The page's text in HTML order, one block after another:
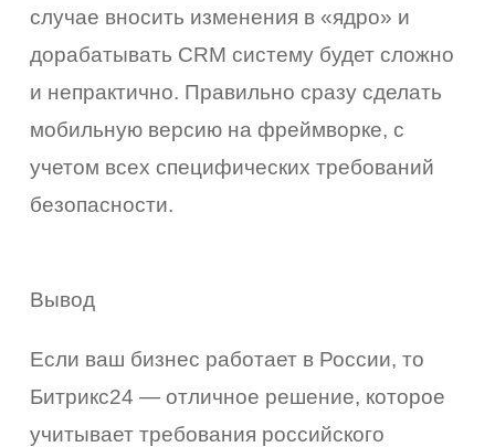
случае вносить изменения в «ядро» и
дорабатывать CRM систему будет сложно
и непрактично. Правильно сразу сделать
мобильную версию на фреймворке, с
учетом всех специфических требований
безопасности.
Вывод
Если ваш бизнес работает в России, то
Битрикс24 — отличное решение, которое
учитывает требования российского